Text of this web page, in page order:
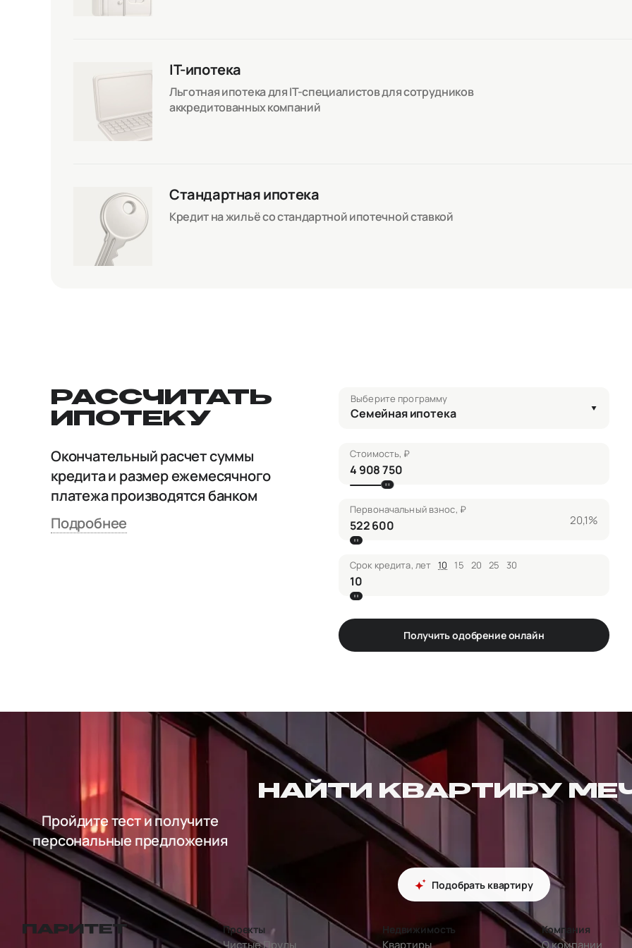
IT-ипотека
Льготная ипотека для IT-специалистов для сотрудников
аккредитованных компаний
Стандартная ипотека
Кредит на жильё со стандартной ипотечной ставкой
РАССЧИТАТЬ
ИПОТЕКУ
Окончательный расчет суммы
кредита и размер ежемесячного
платежа производятся банком
Подробнее
Выберите программу
Семейная ипотека
Стоимость, ₽
Первоначальный взнос, ₽
20,1%
Срок кредита, лет 10 15 20 25 30
Получить одобрение онлайн
НАЙТИ КВАРТИРУ
Пройдите тест и получите
персональные предложения
Подобрать квартиру
перейти на главную страницу
Проекты
Чистые Пруды
Недвижимость
Квартиры
Компания
О компании